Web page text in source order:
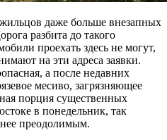
даже больше внезапных
разбита до такого
проехать здесь не могут,
на эти адреса заявки.
а после недавних
месиво, загрязняющее
порция существенных
в понедельник, так
преодолимым.